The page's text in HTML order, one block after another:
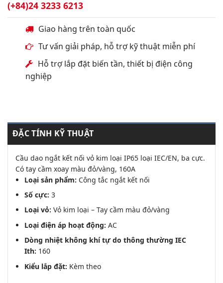
(+84)24 3233 6213
Giao hàng trên toàn quốc
Tư vấn giải pháp, hỗ trợ kỹ thuật miễn phí
Hỗ trợ lắp đặt biến tần, thiết bị điện công
nghiệp
ĐẶC TÍNH KỸ THUẬT
Cầu dao ngắt kết nối vỏ kim loại IP65 loại IEC/EN, ba cực.
Có tay cầm xoay màu đỏ/vàng, 160A
Loại sản phẩm: Công tắc ngắt kết nối
Số cực: 3
Loại vỏ: Vỏ kim loại – Tay cầm màu đỏ/vàng
Loại điện áp hoạt động: AC
Dòng nhiệt không khí tự do thông thường IEC
Ith: 160
Kiểu lắp đặt: Kèm theo